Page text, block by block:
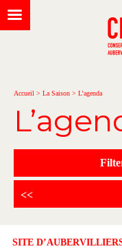
Accueil > La Saison > L’agenda
<<
SITE